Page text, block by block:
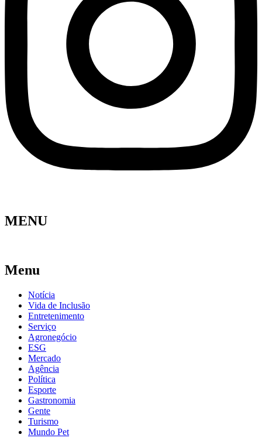
MENU
Menu
Notícia
Vida de Inclusão
Entretenimento
Serviço
Agronegócio
ESG
Mercado
Agência
Política
Esporte
Gastronomia
Gente
Turismo
Mundo Pet